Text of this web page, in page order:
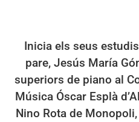
Inicia els seus
pare, Jesús María
superiors de piano al
Música Óscar Esplà
Nino Rota de